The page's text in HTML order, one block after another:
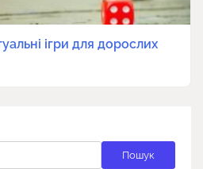
ігри для дорослих
Пошук